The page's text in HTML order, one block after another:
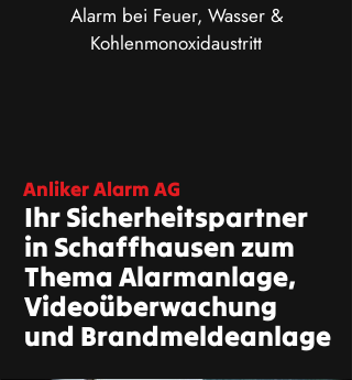
Alarm bei Feuer, Wasser &
Kohlenmonoxidaustritt
Anliker Alarm AG
Ihr Sicherheitspartner
in Schaffhausen zum
Thema Alarmanlage,
Videoüberwachung
und Brandmeldeanlage